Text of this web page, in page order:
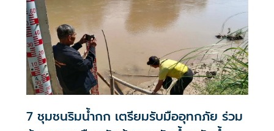
7 ชุมชนริมน้ำกก เตรียมรับมืออุทกภัย ร่วม